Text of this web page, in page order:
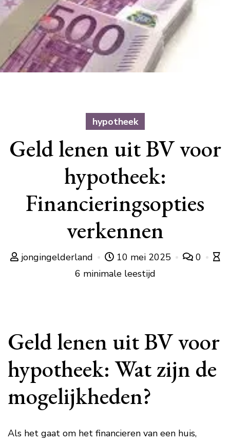
hypotheek
Geld lenen uit BV voor
hypotheek:
Financieringsopties
verkennen
jongingelderland 10 mei 2025
0
6 minimale leestijd
Geld lenen uit BV voor
hypotheek: Wat zijn de
mogelijkheden?
Als het gaat om het financieren van een huis,